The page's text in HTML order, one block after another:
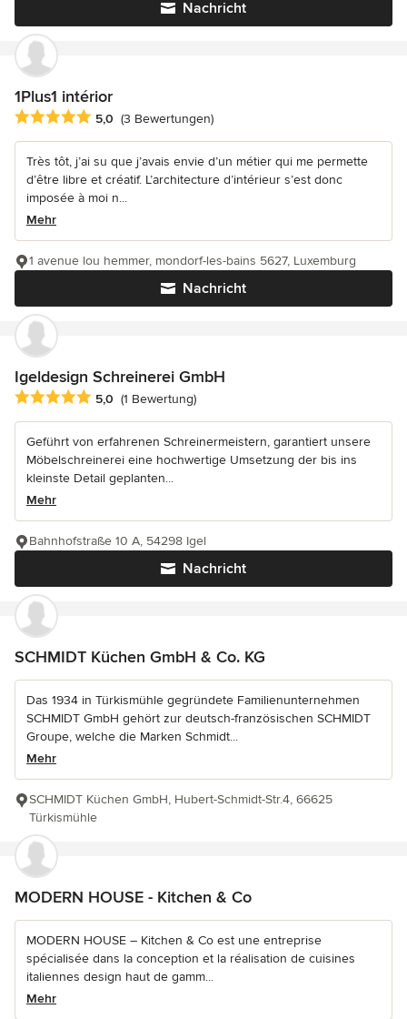
Nachricht
1Plus1 intérior
Durchschnittliche Bewertung: 5 von 5 Sternen
5,0 (3 Bewertungen)
Très tôt, j’ai su que j’avais envie d’un métier qui me permette
d’être libre et créatif. L’architecture d’intérieur s’est donc
imposée à moi n...
Mehr
Nachricht
1 avenue lou hemmer, mondorf-les-bains 5627, Luxemburg
Igeldesign Schreinerei GmbH
Durchschnittliche Bewertung: 5 von 5 Sternen
5,0 (1 Bewertung)
Geführt von erfahrenen Schreinermeistern, garantiert unsere
Möbelschreinerei eine hochwertige Umsetzung der bis ins
kleinste Detail geplanten...
Mehr
Nachricht
Bahnhofstraße 10 A, 54298 Igel
SCHMIDT Küchen GmbH & Co. KG
Das 1934 in Türkismühle gegründete Familienunternehmen
SCHMIDT GmbH gehört zur deutsch-französischen SCHMIDT
Groupe, welche die Marken Schmidt...
Mehr
SCHMIDT Küchen GmbH, Hubert-Schmidt-Str.4, 66625
Türkismühle
MODERN HOUSE - Kitchen & Co
MODERN HOUSE – Kitchen & Co est une entreprise
spécialisée dans la conception et la réalisation de cuisines
italiennes design haut de gamm...
Mehr